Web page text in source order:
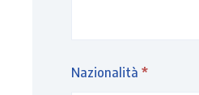
Nazionalità *